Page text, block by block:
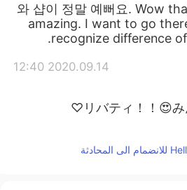
와 샵이 정말 예뻐요. Wow
amazing. I want to go
recognize difference
2020.09.14 12:40
リバティ！！😍み